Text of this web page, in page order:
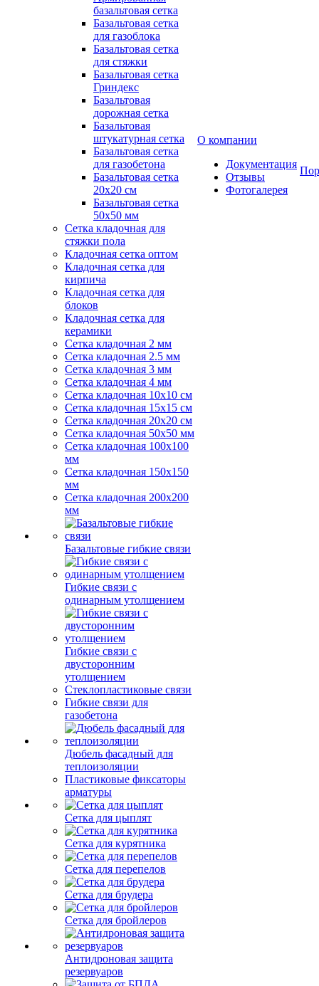
базальтовая сетка
Базальтовая сетка
для газоблока
Базальтовая сетка
для стяжки
Базальтовая сетка
Гриндекс
Базальтовая
дорожная сетка
Базальтовая
штукатурная сетка
Базальтовая сетка
для газобетона
Базальтовая сетка
20x20 см
Базальтовая сетка
50x50 мм
Сетка кладочная для
стяжки пола
Кладочная сетка оптом
Кладочная сетка для
кирпича
Кладочная сетка для
блоков
Кладочная сетка для
керамики
Сетка кладочная 2 мм
Сетка кладочная 2.5 мм
Сетка кладочная 3 мм
Сетка кладочная 4 мм
Сетка кладочная 10x10 см
Сетка кладочная 15x15 см
Сетка кладочная 20x20 см
Сетка кладочная 50x50 мм
Сетка кладочная 100x100
мм
Сетка кладочная 150x150
мм
Сетка кладочная 200x200
мм
Базальтовые гибкие связи
Гибкие связи с
одинарным утолщением
Гибкие связи с
двусторонним
утолщением
Стеклопластиковые связи
Гибкие связи для
газобетона
Дюбель фасадный для
теплоизоляции
Пластиковые фиксаторы
арматуры
Сетка для цыплят
Сетка для курятника
Сетка для перепелов
Сетка для брудера
Сетка для бройлеров
Антидроновая защита
резервуаров
О компании
Документация
Отзывы
Фотогалерея